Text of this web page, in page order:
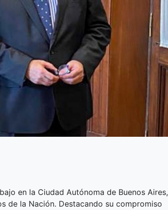
en la Ciudad Autónoma de Buenos Aires,
de la Nación. Destacando su compromiso